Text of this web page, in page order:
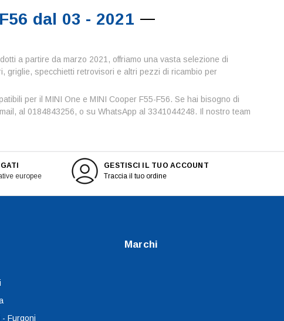
dal 03 - 2021
a partire da marzo 2021, offriamo una vasta selezione di
griglie, specchietti retrovisori e altri pezzi di ricambio per
per il MINI One e MINI Cooper F55-F56. Se hai bisogno di
al 0184843256, o su WhatsApp al 3341044248. Il nostro team
europee
GESTISCI IL TUO ACCOUNT
Traccia il tuo ordine
- Furgoni
Marchi